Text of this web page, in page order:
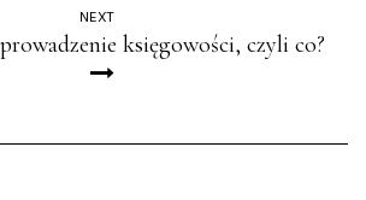
NEXT
księgowości, czyli co?